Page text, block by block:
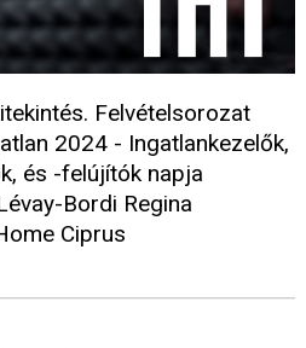
Felvételsorozat
2024 - Ingatlankezelők,
és -felújítók napja
Bordi Regina
Ciprus